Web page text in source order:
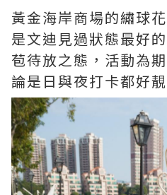
黃金海岸商場的繡球
是文迪見過狀態最好
苞待放之態，活動為
論是日與夜打卡都好靚